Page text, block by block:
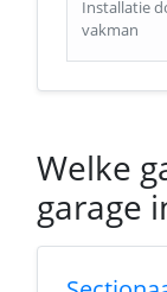
Installatie
vakman
Welke
garage